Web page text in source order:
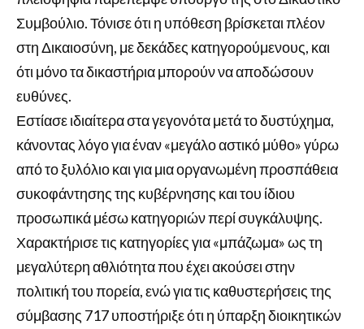
Συμβούλιο. Τόνισε ότι η υπόθεση βρίσκεται πλέον
στη Δικαιοσύνη, με δεκάδες κατηγορούμενους, και
ότι μόνο τα δικαστήρια μπορούν να αποδώσουν
ευθύνες.
Εστίασε ιδιαίτερα στα γεγονότα μετά το δυστύχημα,
κάνοντας λόγο για έναν «μεγάλο αστικό μύθο» γύρω
από το ξυλόλιο και για μια οργανωμένη προσπάθεια
συκοφάντησης της κυβέρνησης και του ίδιου
προσωπικά μέσω κατηγοριών περί συγκάλυψης.
Χαρακτήρισε τις κατηγορίες για «μπάζωμα» ως τη
μεγαλύτερη αθλιότητα που έχει ακούσει στην
πολιτική του πορεία, ενώ για τις καθυστερήσεις της
σύμβασης 717 υποστήριξε ότι η ύπαρξη διοικητικών